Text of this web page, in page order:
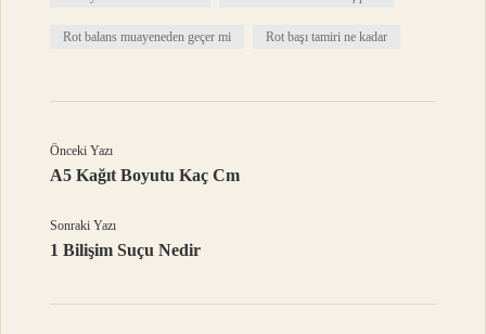
Rot balans muayeneden geçer mi Rot başı tamiri ne kadar
Önceki Yazı
A5 Kağıt Boyutu Kaç Cm
Sonraki Yazı
1 Bilişim Suçu Nedir